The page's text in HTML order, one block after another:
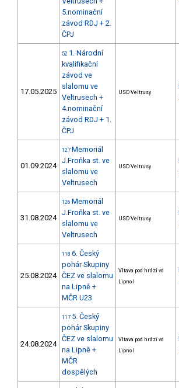
5.nominační
závod RDJ + 2.
ČPJ
17.05.2025
52 1. Národní
kvalifikační
závod ve
slalomu ve
Veltrusech +
4.nominační
závod RDJ + 1.
ČPJ
USD Veltrusy
01.09.2024
127 Memoriál
J.Froňka st. ve
slalomu ve
Veltrusech
USD Veltrusy
31.08.2024
126 Memoriál
J.Froňka st. ve
slalomu ve
Veltrusech
USD Veltrusy
25.08.2024
118 6. Český
pohár Skupiny
ČEZ ve slalomu
na Lipně +
MČR U23
Vltava pod hrází vd
Lipno I
24.08.2024
117 5. Český
pohár Skupiny
ČEZ ve slalomu
na Lipně +
MČR
dospělých
Vltava pod hrází vd
Lipno I